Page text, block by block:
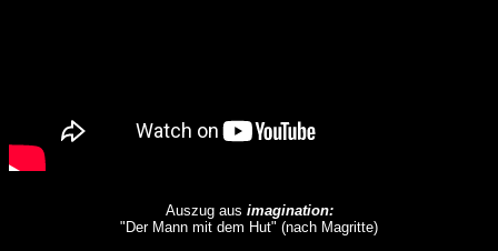
Auszug aus imagination:
"Der Mann mit dem Hut" (nach Magritte)